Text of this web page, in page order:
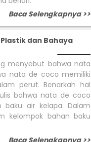
Baca Selengkapnya >>
dan Bahaya
menyebut bahwa nata
nata de coco memiliki
perut. Benarkah hal
bahwa nata de coco
air kelapa. Dalam
kelompok bahan baku
Baca Selengkapnya >>